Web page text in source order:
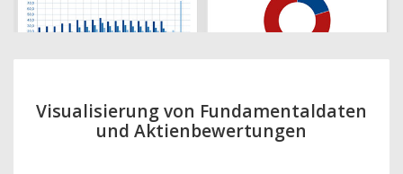
Visualisierung von Fundamentaldaten
und Aktienbewertungen